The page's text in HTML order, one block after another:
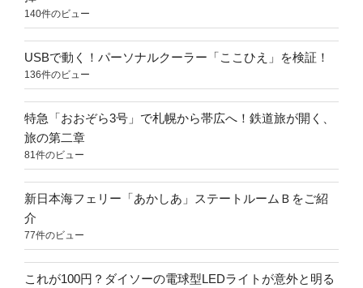
140件のビュー
USBで動く！パーソナルクーラー「ここひえ」を検証！
136件のビュー
特急「おおぞら3号」で札幌から帯広へ！鉄道旅が開く、
旅の第二章
81件のビュー
新日本海フェリー「あかしあ」ステートルームＢをご紹
介
77件のビュー
これが100円？ダイソーの電球型LEDライトが意外と明る